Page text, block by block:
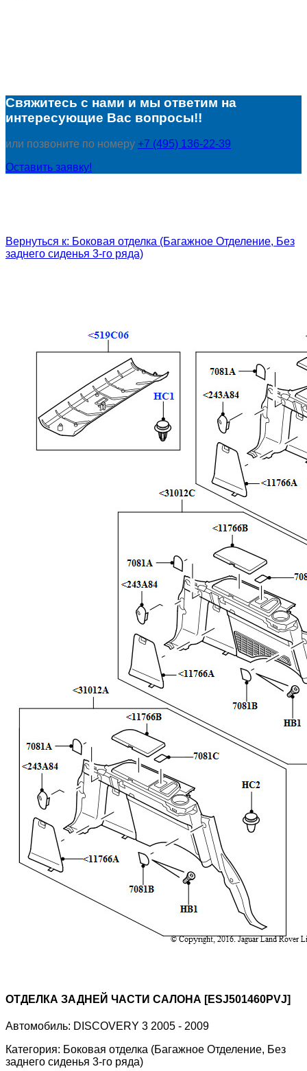
Свяжитесь с нами и мы ответим на
интересующие Вас вопросы!!
или позвоните по номеру +7 (495) 136-22-39
Оставить заявку!
Вернуться к: Боковая отделка (Багажное Отделение, Без
заднего сиденья 3-го ряда)
ОТДЕЛКА ЗАДНЕЙ ЧАСТИ САЛОНА [ESJ501460PVJ]
Автомобиль: DISCOVERY 3 2005 - 2009
Категория: Боковая отделка (Багажное Отделение, Без
заднего сиденья 3-го ряда)